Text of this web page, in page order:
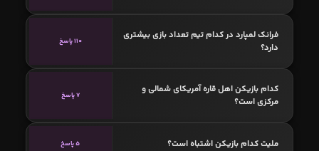
فرانک لمپارد در کدام تیم تعداد بازی بیشتری
دارد؟
110 پاسخ
کدام بازیکن اهل قاره آمریکای شمالی و
مرکزی است؟
7 پاسخ
ملیت کدام بازیکن اشتباه است؟ 5 پاسخ